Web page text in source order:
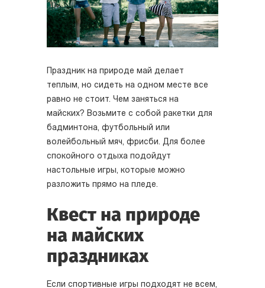
Праздник на природе май делает
теплым, но сидеть на одном месте все
равно не стоит. Чем заняться на
майских? Возьмите с собой ракетки для
бадминтона, футбольный или
волейбольный мяч, фрисби. Для более
спокойного отдыха подойдут
настольные игры, которые можно
разложить прямо на пледе.
Квест на природе
на майских
праздниках
Если спортивные игры подходят не всем,